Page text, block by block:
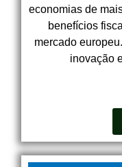
economias de
benefícios
mercado
inovação